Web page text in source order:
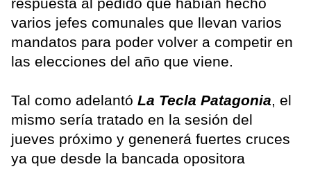
respuesta al pedido que habían hecho
varios jefes comunales que llevan varios
mandatos para poder volver a competir en
las elecciones del año que viene.
Tal como adelantó La Tecla Patagonia, el
mismo sería tratado en la sesión del
jueves próximo y genenerá fuertes cruces
ya que desde la bancada opositora